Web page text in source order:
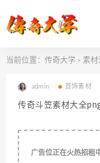
当前位置： 传奇大学 > 素材
admin 首饰素材
传奇斗笠素材大全
广告位正在火热招租